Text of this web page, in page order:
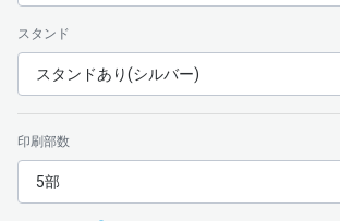
スタンド
スタンドあり(シルバー)
印刷部数
5部